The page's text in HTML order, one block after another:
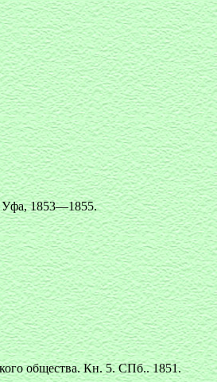
Уфа, 1853—1855.
общества. Кн. 5. СПб.. 1851.